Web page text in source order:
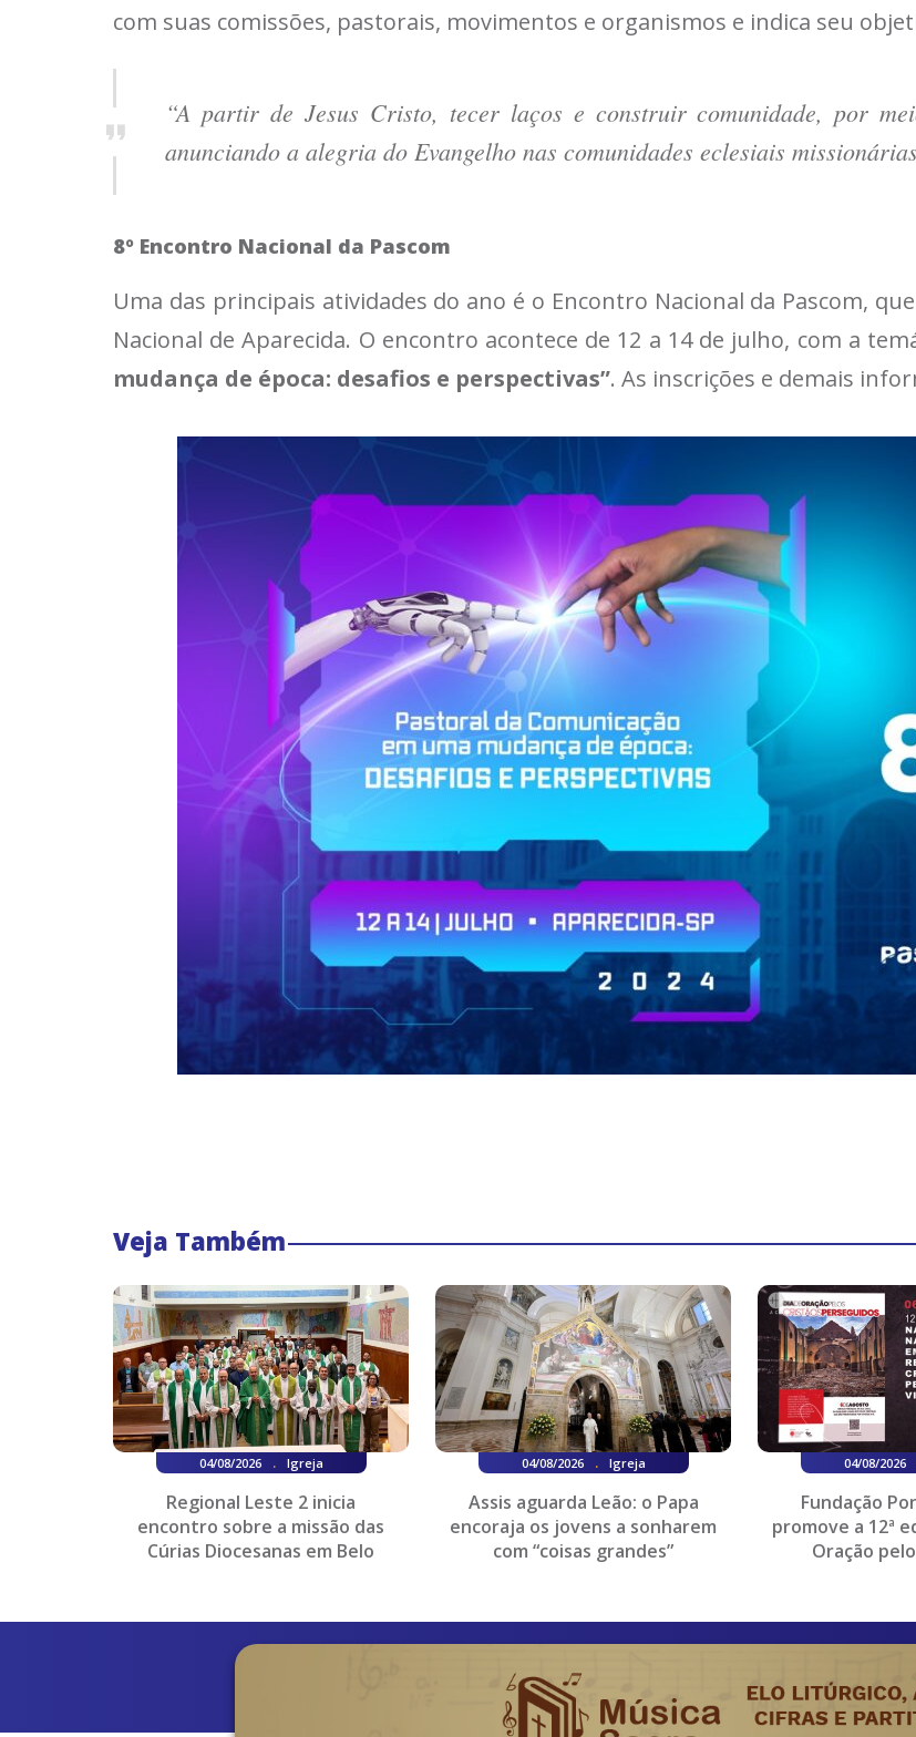
com suas comissões, pastorais, movimentos e organismos e indica seu
“A partir de Jesus Cristo, tecer laços e construir comunidade, por
anunciando a alegria do Evangelho nas comunidades eclesiais
8º Encontro Nacional da Pascom
Uma das principais atividades do ano é o Encontro Nacional da Pascom,
Nacional de Aparecida. O encontro acontece de 12 a 14 de julho, com a
mudança de época: desafios e perspectivas”. As inscrições e demais
Veja Também
04/08/2026 . Igreja
Regional Leste 2 inicia
encontro sobre a missão das
Cúrias Diocesanas em Belo
04/08/2026 . Igreja
Assis aguarda Leão: o Papa
encoraja os jovens a sonharem
com “coisas grandes”
04/08/2026
Fundação
promove a 12ª
Oração